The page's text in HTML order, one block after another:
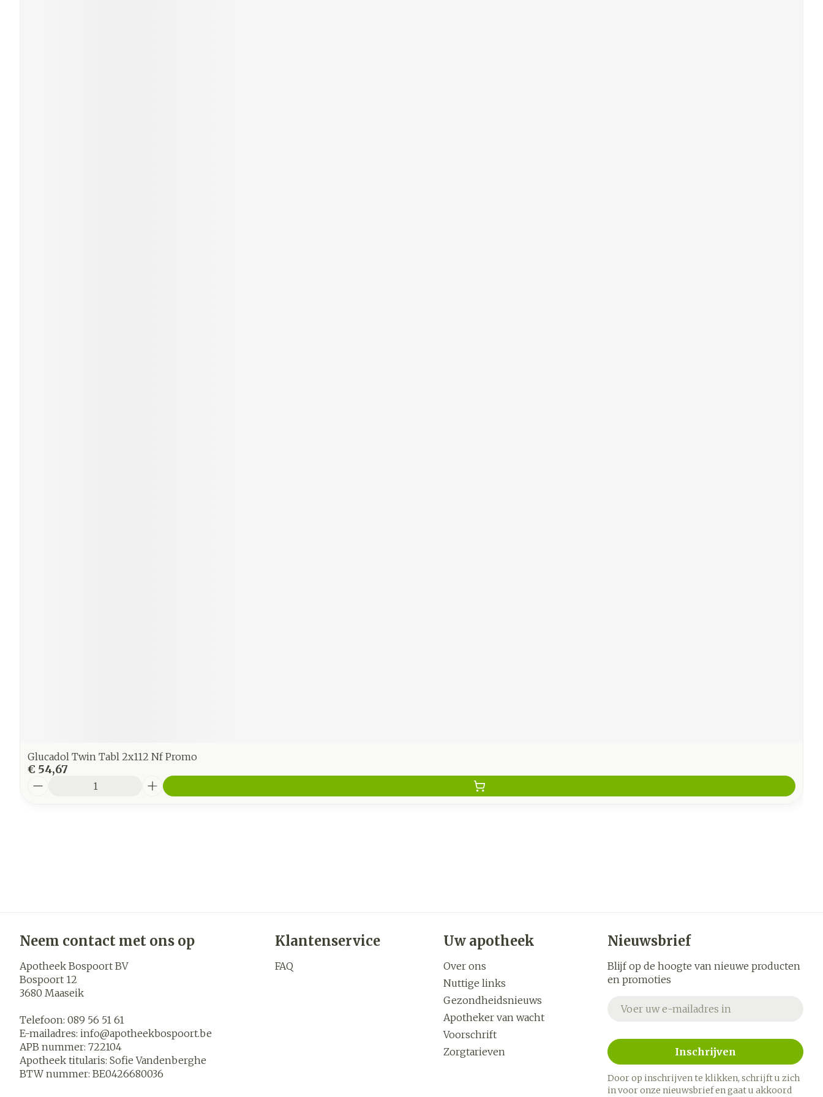
Glucadol Twin Tabl 2x112 Nf Promo
€ 54,67
Neem contact met ons op
Apotheek Bospoort BV
Bospoort 12
3680 Maaseik
Telefoon: 089 56 51 61
E-mailadres: info@apotheekbospoort.be
APB nummer: 722104
Apotheek titularis: Sofie Vandenberghe
BTW nummer: BE0426680036
Klantenservice
FAQ
Uw apotheek
Over ons
Nuttige links
Gezondheidsnieuws
Apotheker van wacht
Voorschrift
Zorgtarieven
Nieuwsbrief
Blijf op de hoogte van nieuwe producten
en promoties
Inschrijven
Door op inschrijven te klikken, schrijft u zich
in voor onze nieuwsbrief en gaat u akkoord